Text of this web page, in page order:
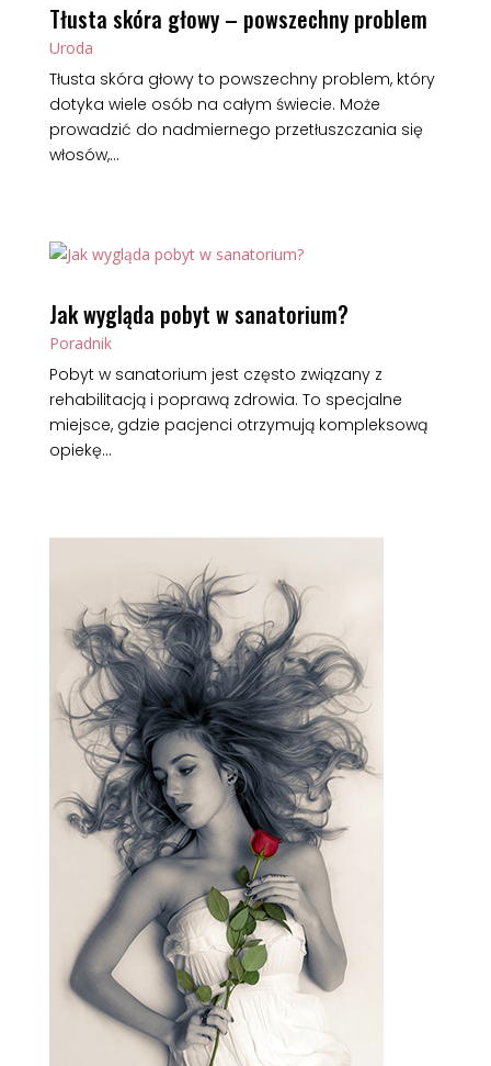
Tłusta skóra głowy – powszechny problem
Uroda
Tłusta skóra głowy to powszechny problem, który
dotyka wiele osób na całym świecie. Może
prowadzić do nadmiernego przetłuszczania się
włosów,...
Jak wygląda pobyt w sanatorium?
Poradnik
Pobyt w sanatorium jest często związany z
rehabilitacją i poprawą zdrowia. To specjalne
miejsce, gdzie pacjenci otrzymują kompleksową
opiekę...